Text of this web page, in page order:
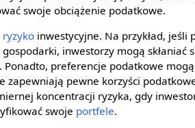
swoje obciążenie podatkowe.
ryzyko inwestycyjne. Na przykład, jeśli
inwestorzy mogą skłaniać
preferencje podatkowe
zapewniają pewne korzyści
koncentracji ryzyka, gdy
swoje portfele.